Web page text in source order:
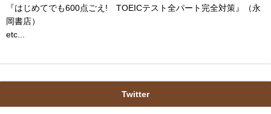
『はじめてでも600点ごえ! TOEICテスト全パート完全対策』（永
岡書店）
etc...
Twitter